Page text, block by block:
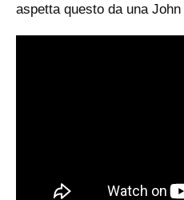
aspetta questo da una